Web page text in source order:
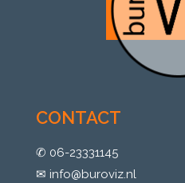
CONTACT
✆ 06-23331145
✉︎ info@buroviz.nl